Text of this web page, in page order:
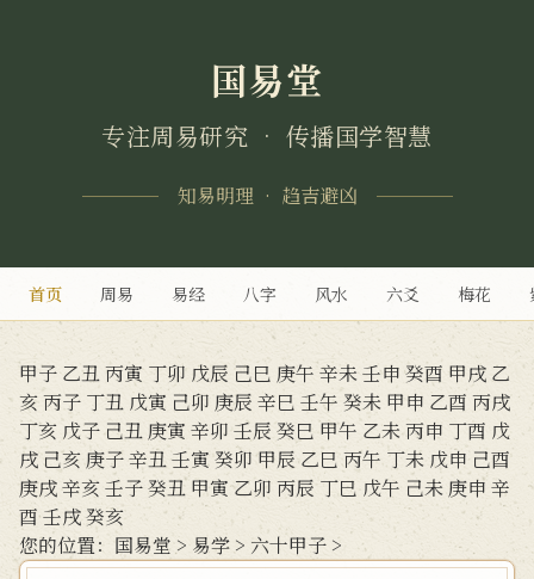
国易堂
专注周易研究 • 传播国学智慧
知易明理 • 趋吉避凶
首页 周易 易经 八字 风水 六爻 梅花
甲子 乙丑丙寅 丁卯 戊辰 己巳 庚午 辛未壬申 癸酉 甲戌 乙
亥丙子 丁丑 戊寅 己卯 庚辰 辛巳 壬午 癸未 甲申 乙酉 丙戌
丁亥 戊子 己丑 庚寅 辛卯 壬辰 癸巳 甲午 乙未 丙申 丁酉 戊
戌 己亥 庚子辛丑壬寅 癸卯 甲辰 乙巳 丙午 丁未 戊申 己酉
庚戌辛亥壬子癸丑 甲寅 乙卯 丙辰 丁巳 戊午 己未 庚申 辛
酉 壬戌癸亥
您的位置： 国易堂 > 易学 > 六十甲子 >